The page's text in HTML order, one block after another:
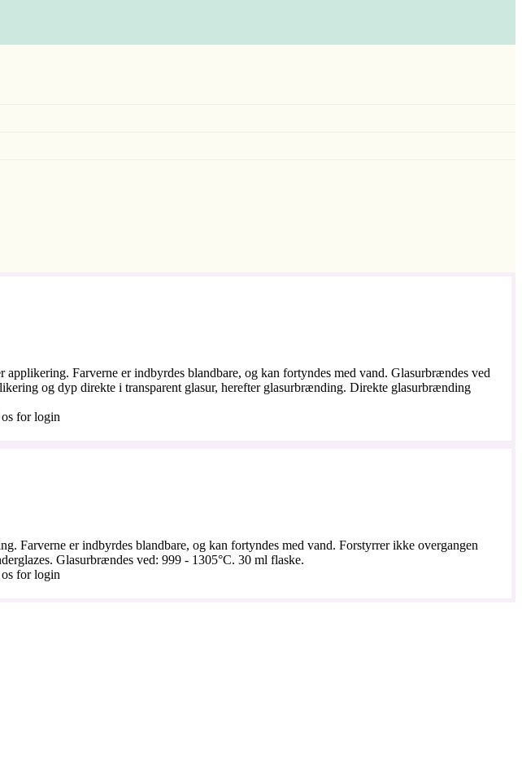
Farverne er indbyrdes blandbare, og kan fortyndes med vand. Glasurbrændes ved
og dyp direkte i transparent glasur, herefter glasurbrænding. Direkte glasurbrænding
for login
Farverne er indbyrdes blandbare, og kan fortyndes med vand. Forstyrrer ikke overgangen
Glasurbrændes ved: 999 - 1305°C. 30 ml flaske.
for login